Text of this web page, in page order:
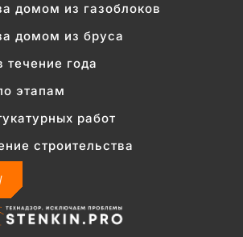
домом из газоблоков
домом из бруса
течение года
этапам
работ
строительства